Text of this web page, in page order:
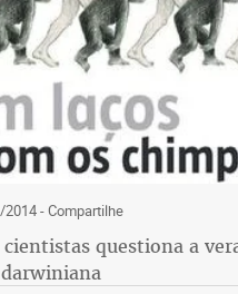
2014- Compartilhe
questiona a